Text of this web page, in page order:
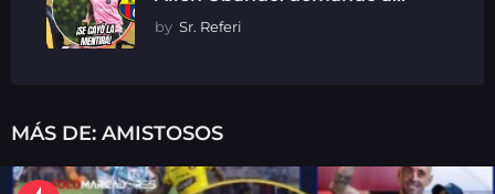
by Sr. Referi
MÁS DE: AMISTOSOS